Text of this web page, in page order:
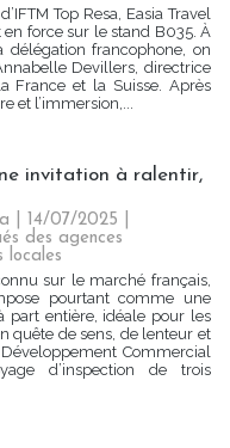
Top Resa, Easia Travel
en force sur le stand B035. À
délégation francophone, on
Devillers, directrice
France et la Suisse. Après
et l’immersion,...
invitation à ralentir,
| 14/07/2025
des agences
locales
sur le marché français,
pourtant comme une
part entière, idéale pour les
quête de sens, de lenteur et
Commercial
d’inspection de trois